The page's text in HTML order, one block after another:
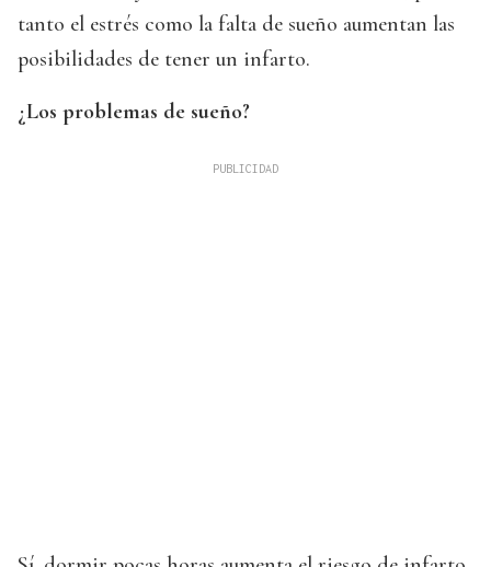
tanto el estrés como la falta de sueño aumentan las
posibilidades de tener un infarto.
¿Los problemas de sueño?